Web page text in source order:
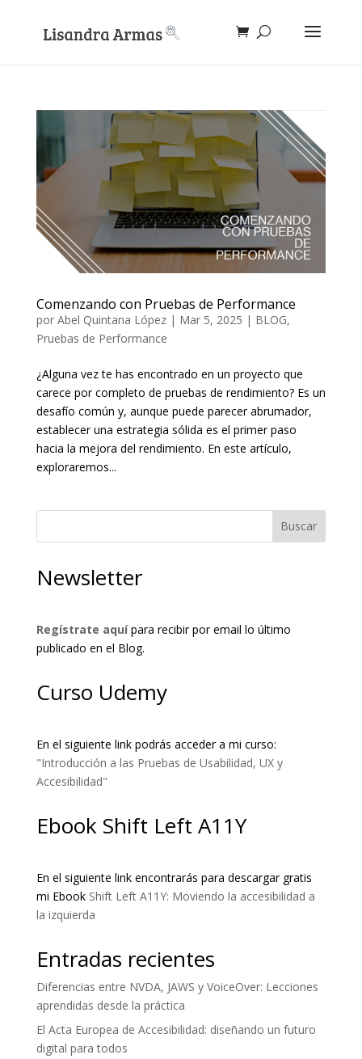
Comenzando con Pruebas de Performance
por Abel Quintana López| Mar 5, 2025 | BLOG,
Pruebas de Performance
¿Alguna vez te has encontrado en un proyecto que
carece por completo de pruebas de rendimiento? Es un
desafío común y, aunque puede parecer abrumador,
establecer una estrategia sólida es el primer paso
hacia la mejora del rendimiento. En este artículo,
exploraremos...
Buscar
Newsletter
Regístrate aquípara recibir por email lo último
publicado en el Blog.
Curso Udemy
En el siguiente link podrás acceder a mi curso:
"Introducción a las Pruebas de Usabilidad, UX y
Accesibilidad"
Ebook Shift Left A11Y
En el siguiente link encontrarás para descargar gratis
mi Ebook Shift Left A11Y: Moviendo la accesibilidad a
la izquierda
Entradas recientes
Diferencias entre NVDA, JAWS y VoiceOver: Lecciones
aprendidas desde la práctica
El Acta Europea de Accesibilidad: diseñando un futuro
digital para todos